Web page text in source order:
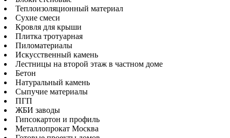
Теплоизоляционный материал
Сухие смеси
Кровля для крыши
Плитка тротуарная
Пиломатериалы
Искусственный камень
Лестницы на второй этаж в частном доме
Бетон
Натуральный камень
Сыпучие материалы
ПГП
ЖБИ заводы
Гипсокартон и профиль
Металлопрокат Москва